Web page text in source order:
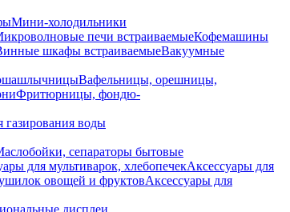
Мини-холодильники
печи встраиваемыеКофемашины
шкафы встраиваемыеВакуумные
Вафельницы, орешницы,
Фритюрницы, фондю-
воды
сепараторы бытовые
для мультиварок, хлебопечекАксессуары для
овощей и фруктовАксессуары для
дисплеи